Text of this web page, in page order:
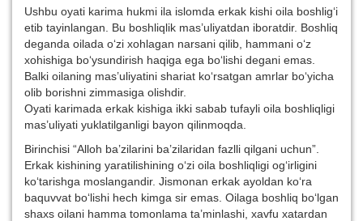
Ushbu oyati karima hukmi ila islomda erkak kishi oila boshlig‘i
etib tayinlangan. Bu boshliqlik mas’uliyatdan iboratdir. Boshliq
deganda oilada o‘zi xohlagan narsani qilib, hammani o‘z
xohishiga bo‘ysundirish haqiga ega bo‘lishi degani emas.
Balki oilaning mas’uliyatini shariat ko‘rsatgan amrlar bo‘yicha
olib borishni zimmasiga olishdir.
Oyati karimada erkak kishiga ikki sabab tufayli oila boshliqligi
mas’uliyati yuklatilganligi bayon qilinmoqda.
Birinchisi “Alloh ba’zilarini ba’zilaridan fazlli qilgani uchun”.
Erkak kishining yaratilishining o‘zi oila boshliqligi og‘irligini
ko‘tarishga moslangandir. Jismonan erkak ayoldan ko‘ra
baquvvat bo‘lishi hech kimga sir emas. Oilaga boshliq bo‘lgan
shaxs oilani hamma tomonlama ta’minlashi, xavfu xatardan